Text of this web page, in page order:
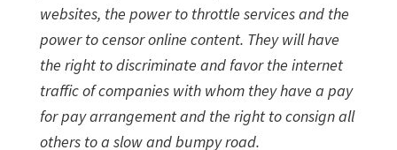
websites, the power to throttle services and the
power to censor online content. They will have
the right to discriminate and favor the internet
traffic of companies with whom they have a pay
for pay arrangement and the right to consign all
others to a slow and bumpy road.